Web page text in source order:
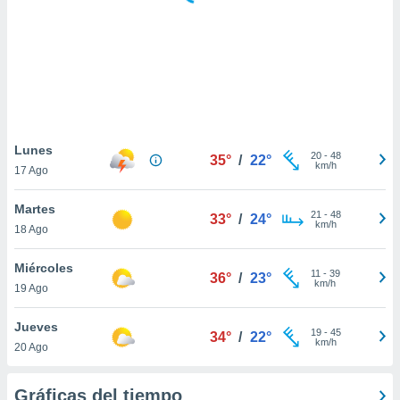
similares
como
sitio
de
traten tus
en
interés
su
Lunes
17 Ago
35° / 22° 20- 48
km/h
Martes
18 Ago
33° / 24° 21 - 48
km/h
Miércoles
19 Ago
36° / 23° 11 - 39
km/h
Jueves
20 Ago
34° / 22° 19- 45
km/h
Gráficas del tiempo